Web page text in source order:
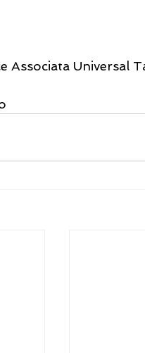
Associata Universal